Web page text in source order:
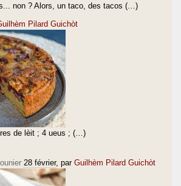
non ? Alors, un taco, des tacos (…)
Pilard Guichòt
de lèit ; 4 ueus ; (…)
28 février, par Guilhèm Pilard Guichòt